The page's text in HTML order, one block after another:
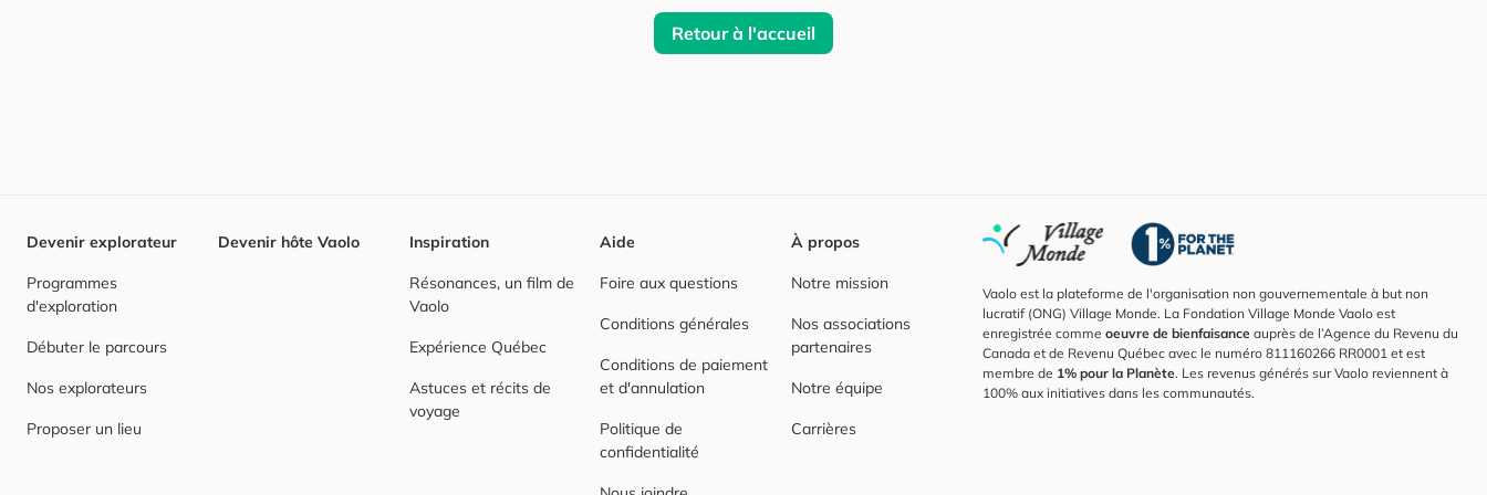
Retour à l'accueil
Devenir explorateur
Programmes
d'exploration
Débuter le parcours
Nos explorateurs
Proposer un lieu
Devenir hôte Vaolo Inspiration
Résonances, un film de
Vaolo
Expérience Québec
Astuces et récits de
voyage
Aide
Foire aux questions
Conditions générales
Conditions de paiement
et d'annulation
Politique de
confidentialité
À propos
Notre mission
Nos associations
partenaires
Notre équipe
Carrières
Vaolo est la plateforme de l'organisation non gouvernementale à but non
lucratif (ONG) Village Monde. La Fondation Village Monde Vaolo est
enregistrée comme oeuvre de bienfaisance auprès de l’Agence du Revenu du
Canada et de Revenu Québec avec le numéro 811160266 RR0001 et est
membre de 1% pour la Planète. Les revenus générés sur Vaolo reviennent à
100% aux initiatives dans les communautés.